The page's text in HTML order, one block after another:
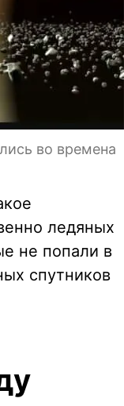
во времена
ледяных
не попали в
спутников